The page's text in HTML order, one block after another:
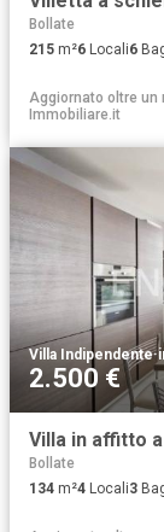
Bollate
215 m²6 Locali6
Aggiornato oltre un
Immobiliare.it
Villa Indipendente·
2.500 €
Villa in affitto
Bollate
134 m²4 Locali3